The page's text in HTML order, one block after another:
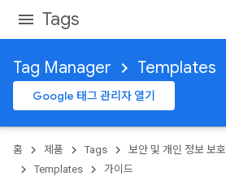
Tags
Tag Manager Templates
Google 태그 관리자 열기
홈 제품 Tags 보안 및 개인 정보 보호
Templates
가이드